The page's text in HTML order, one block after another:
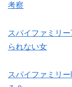
考察
スパイファミリ
られない女
スパイファミリ